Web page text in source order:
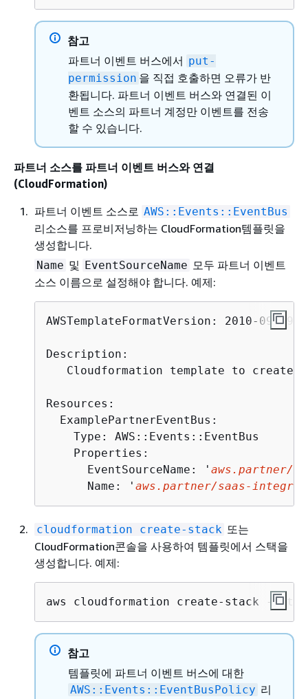
참고
파트너 이벤트 버스에서 put-
permission 을 직접 호출하면 오류가 반
환됩니다. 파트너 이벤트 버스와 연결된 이
벤트 소스의 파트너 계정만 이벤트를 전송
할 수 있습니다.
파트너 소스를 파트너 이벤트 버스와 연결
(CloudFormation)
파트너 이벤트 소스로 AWS::Events::EventBus
리소스를 프로비저닝하는 CloudFormation템플릿을
생성합니다.
Name 및 EventSourceName 모두 파트너 이벤트
소스 이름으로 설정해야 합니다. 예제:
AWSTemplateFormatVersion: 2010-09-09
Description:
Cloudformation template to create
Resources:
  ExamplePartnerEventBus:
    Type: AWS::Events::EventBus
    Properties:
      EventSourceName: '
aws.partner/
      Name: '
aws.partner/saas-
cloudformation create-stack 또는
CloudFormation콘솔을 사용하여 템플릿에서 스택을
생성합니다. 예제:
aws cloudformation create-stack --
참고
템플릿에 파트너 이벤트 버스에 대한
AWS::Events::EventBusPolicy 리